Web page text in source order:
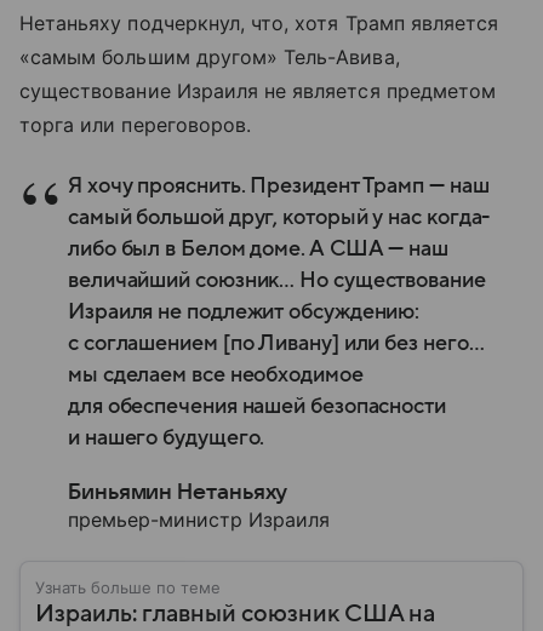
Нетаньяху подчеркнул, что, хотя Трамп является
«самым большим другом» Тель-Авива,
существование Израиля не является предметом
торга или переговоров.
Я хочу прояснить. Президент Трамп — наш
самый большой друг, который у нас когда-
либо был в Белом доме. А США — наш
величайший союзник… Но существование
Израиля не подлежит обсуждению:
с соглашением [по Ливану] или без него…
мы сделаем все необходимое
для обеспечения нашей безопасности
и нашего будущего.
Биньямин Нетаньяху
премьер-министр Израиля
Узнать больше по теме
Израиль: главный союзник США на